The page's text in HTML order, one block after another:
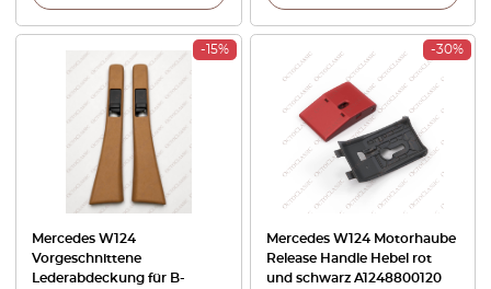
-15%
Mercedes W124
Vorgeschnittene
Lederabdeckung für B-
-30%
Mercedes W124 Motorhaube
Release Handle Hebel rot
und schwarz A1248800120